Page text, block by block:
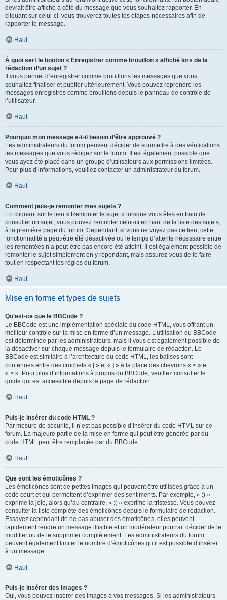
devrait être affiché à côté du message que vous souhaitez rapporter. En
cliquant sur celui-ci, vous trouverez toutes les étapes nécessaires afin de
rapporter le message.
Haut
À quoi sert le bouton « Enregistrer comme brouillon » affiché lors de la
rédaction d’un sujet ?
Il vous permet d’enregistrer comme brouillons les messages que vous
souhaitez finaliser et publier ultérieurement. Vous pouvez reprendre les
messages enregistrés comme brouillons depuis le panneau de contrôle de
l’utilisateur.
Haut
Pourquoi mon message a-t-il besoin d’être approuvé ?
Les administrateurs du forum peuvent décider de soumettre à des vérifications
les messages que vous rédigez sur le forum. Il est également possible que
vous ayez été placé dans un groupe d’utilisateurs aux permissions limitées.
Pour plus d’informations, veuillez contacter un administrateur du forum.
Haut
Comment puis-je remonter mes sujets ?
En cliquant sur le lien « Remonter le sujet » lorsque vous êtes en train de
consulter un sujet, vous pouvez remonter celui-ci en haut de la liste des sujets,
à la première page du forum. Cependant, si vous ne voyez pas ce lien, cette
fonctionnalité a peut-être été désactivée ou le temps d’attente nécessaire entre
les remontées n’a peut-être pas encore été atteint. Il est également possible de
remonter le sujet simplement en y répondant, mais assurez-vous de le faire
tout en respectant les règles du forum.
Haut
Mise en forme et types de sujets
Qu’est-ce que le BBCode ?
Le BBCode est une implémentation spéciale du code HTML, vous offrant un
meilleur contrôle sur la mise en forme d’un message. L’utilisation du BBCode
est déterminée par les administrateurs, mais il vous est également possible de
la désactiver sur chaque message depuis le formulaire de rédaction. Le
BBCode est similaire à l’architecture du code HTML, les balises sont
contenues entre des crochets « [ » et « ] » à la place des chevrons « < » et
« > ». Pour plus d’informations à propos du BBCode, veuillez consulter le
guide qui est accessible depuis la page de rédaction.
Haut
Puis-je insérer du code HTML ?
Par mesure de sécurité, il n’est pas possible d’insérer du code HTML sur ce
forum. La majeure partie de la mise en forme qui peut être générée par du
code HTML peut être remplacée par du BBCode.
Haut
Que sont les émoticônes ?
Les émoticônes sont de petites images qui peuvent être utilisées grâce à un
code court et qui permettent d’exprimer des sentiments. Par exemple, « :) »
exprime la joie, alors qu’au contraire, « :( » exprime la tristesse. Vous pouvez
consulter la liste complète des émoticônes depuis le formulaire de rédaction.
Essayez cependant de ne pas abuser des émoticônes, elles peuvent
rapidement rendre un message illisible et un modérateur pourrait décider de le
modifier ou de le supprimer complètement. Les administrateurs du forum
peuvent également limiter le nombre d’émoticônes qu’il est possible d’insérer
à un message.
Haut
Puis-je insérer des images ?
Oui, vous pouvez insérer des images à vos messages. Si les administrateurs